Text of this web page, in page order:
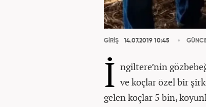
GİRİŞ 14.07.2019 10:45
İ ngiltere’nin
ve koçlar özel bir
gelen koçlar 5 bin,